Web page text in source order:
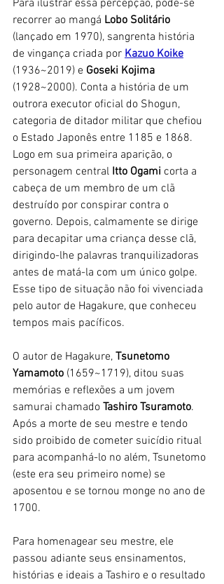
Para ilustrar essa percepção, pode-se
recorrer ao mangá Lobo Solitário
(lançado em 1970), sangrenta história
de vingança criada por Kazuo Koike
(1936~2019) e Goseki Kojima
(1928~2000). Conta a história de um
outrora executor oficial do Shogun,
categoria de ditador militar que chefiou
o Estado Japonês entre 1185 e 1868.
Logo em sua primeira aparição, o
personagem central Itto Ogami corta a
cabeça de um membro de um clã
destruído por conspirar contra o
governo. Depois, calmamente se dirige
para decapitar uma criança desse clã,
dirigindo-lhe palavras tranquilizadoras
antes de matá-la com um único golpe.
Esse tipo de situação não foi vivenciada
pelo autor de Hagakure, que conheceu
tempos mais pacíficos.
O autor de Hagakure, Tsunetomo
Yamamoto (1659~1719), ditou suas
memórias e reflexões a um jovem
samurai chamado Tashiro Tsuramoto.
Após a morte de seu mestre e tendo
sido proibido de cometer suicídio ritual
para acompanhá-lo no além, Tsunetomo
(este era seu primeiro nome) se
aposentou e se tornou monge no ano de
1700.
Para homenagear seu mestre, ele
passou adiante seus ensinamentos,
histórias e ideais a Tashiro e o resultado